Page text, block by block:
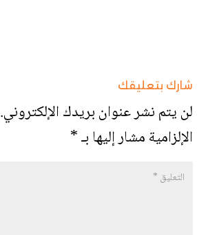
شارك بتعليقك
لن يتم نشر عنوان بريدك الإلكتروني.
الإلزامية مشار إليها بـ*